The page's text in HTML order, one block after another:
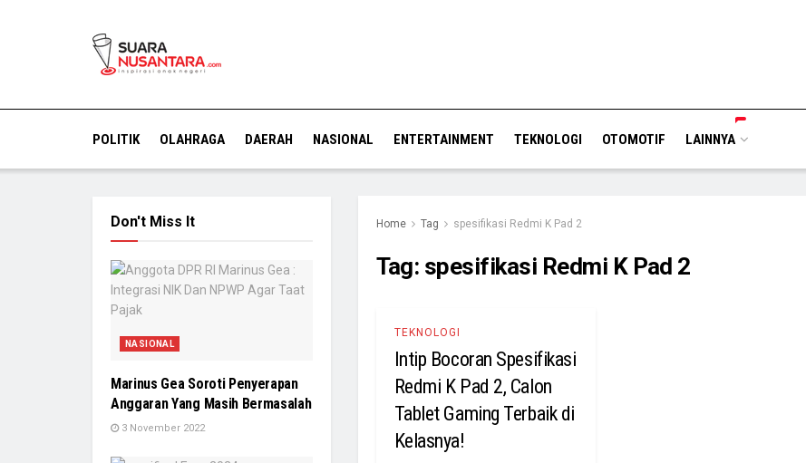
POLITIK OLAHRAGA DAERAH NASIONAL ENTERTAINMENT TEKNOLOGI OTOMOTIF LAINNYA
Home Tag spesifikasi Redmi K Pad 2
Tag: spesifikasi Redmi K Pad 2
TEKNOLOGI
Intip Bocoran Spesifikasi
Redmi K Pad 2, Calon
Tablet Gaming Terbaik di
Kelasnya!
Don't Miss It
NASIONAL
Marinus Gea Soroti Penyerapan
Anggaran Yang Masih Bermasalah
3 November 2022